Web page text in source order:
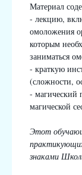
Материал
- лекцию,
омоложения
которым
заниматься
- краткую
(сложности,
- магический
магической
Этот
знаками